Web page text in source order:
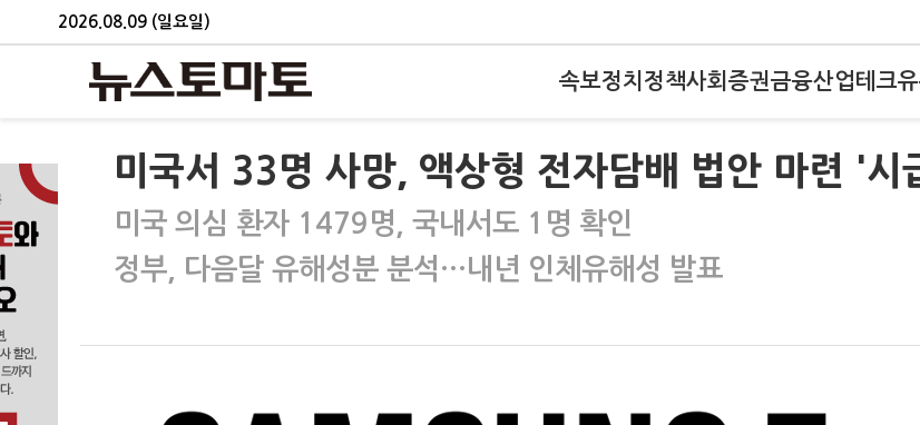
2026.08.09 (일요일)
속보정치 정책사회 증권금융산업테크
미국서 33명 사망, 액상형 전자담배 법안 마련 '시
미국 의심 환자 1479명, 국내서도 1명 확인
정부, 다음달 유해성분 분석…내년 인체유해성 발표